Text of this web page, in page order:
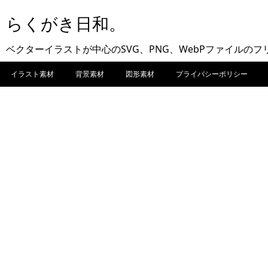
らくがき日和。
ベクターイラストが中心のSVG、PNG、WebPファイルのフ
イラスト素材 背景素材 図形素材 プライバシーポリシー